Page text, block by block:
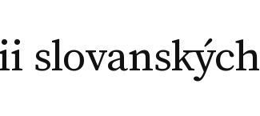
slovanských